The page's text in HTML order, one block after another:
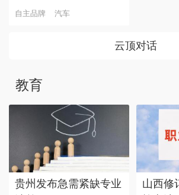
自主品牌 汽车
云顶对话
教育
贵州发布急需紧缺专业
山西修